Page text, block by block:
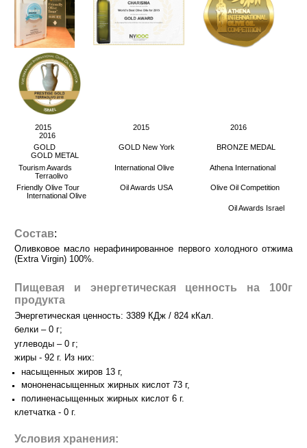
2015 2015 2016
2016
GOLD GOLD New York BRONZE MEDAL
GOLD METAL
Tourism Awards International Olive Athena International
Terraolivo
Friendly Olive Tour Oil Awards USA Olive Oil Competition
International Olive
Oil Awards Israel
Состав:
Оливковое масло нерафинированное первого холодного отжима
(Extra Virgin) 100%
Пищевая и энергетическая ценность на 100г
продукта
Энергетическая ценность: 3389 КДж / 824 кКал.
белки – 0 г;
углеводы – 0 г;
жиры - 92 г. Из них:
насыщенных жиров 13 г,
мононенасыщенных жирных кислот 73 г,
полиненасыщенных жирных кислот 6 г.
клетчатка - 0 г.
Условия хранения: